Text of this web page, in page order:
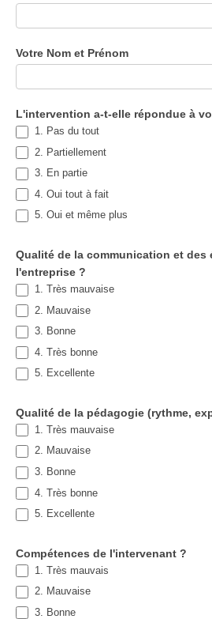
Votre Nom et Prénom
L'intervention a-t-elle répondue à
1. Pas du tout
2. Partiellement
3. En partie
4. Oui tout à fait
5. Oui et même plus
Qualité de la communication et des
l'entreprise ?
1. Très mauvaise
2. Mauvaise
3. Bonne
4. Très bonne
5. Excellente
Qualité de la pédagogie (rythme,
1. Très mauvaise
2. Mauvaise
3. Bonne
4. Très bonne
5. Excellente
Compétences de l'intervenant ?
1. Très mauvais
2. Mauvaise
3. Bonne